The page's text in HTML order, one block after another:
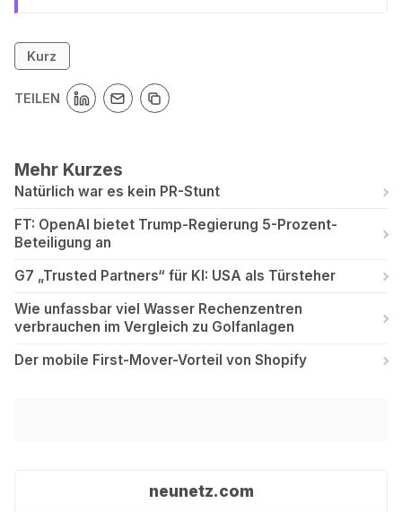
Kurz
TEILEN
Mehr Kurzes
Natürlich war es kein PR-Stunt
FT: OpenAI bietet Trump-Regierung 5-Prozent-
Beteiligung an
G7 „Trusted Partners“ für KI: USA als Türsteher
Wie unfassbar viel Wasser Rechenzentren
verbrauchen im Vergleich zu Golfanlagen
Der mobile First-Mover-Vorteil von Shopify
neunetz.com